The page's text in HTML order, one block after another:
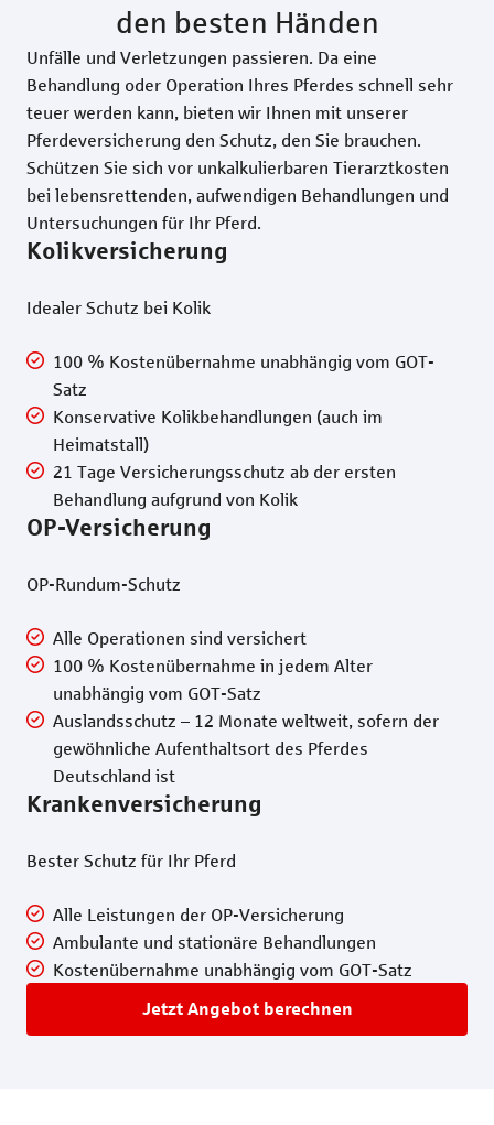
den besten Händen
Unfälle und Verletzungen passieren. Da eine
Behandlung oder Operation Ihres Pferdes schnell sehr
teuer werden kann, bieten wir Ihnen mit unserer
Pferdeversicherung den Schutz, den Sie brauchen.
Schützen Sie sich vor unkalkulierbaren Tierarztkosten
bei lebensrettenden, aufwendigen Behandlungen und
Untersuchungen für Ihr Pferd.
Kolikversicherung
Idealer Schutz bei Kolik
100 % Kostenübernahme unabhängig vom GOT-
Satz
Konservative Kolikbehandlungen (auch im
Heimatstall)
21 Tage Versicherungsschutz ab der ersten
Behandlung aufgrund von Kolik
OP-Versicherung
OP-Rundum-Schutz
Alle Operationen sind versichert
100 % Kostenübernahme in jedem Alter
unabhängig vom GOT-Satz
Auslandsschutz – 12 Monate weltweit, sofern der
gewöhnliche Aufenthaltsort des Pferdes
Deutschland ist
Krankenversicherung
Bester Schutz für Ihr Pferd
Alle Leistungen der OP-Versicherung
Ambulante und stationäre Behandlungen
Kostenübernahme unabhängig vom GOT-Satz
Jetzt Angebot berechnen